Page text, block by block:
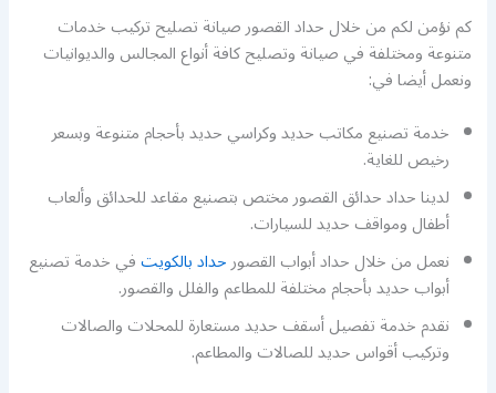
كم نؤمن لكم من خلال حداد القصور صيانة تصليح تركيب خدمات
متنوعة ومختلفة في صيانة وتصليح كافة أنواع المجالس والديوانيات
ونعمل أيضا في:
خدمة تصنيع مكاتب حديد وكراسي حديد بأحجام متنوعة وبسعر
رخيص للغاية.
لدينا حداد حدائق القصور مختص بتصنيع مقاعد للحدائق وألعاب
أطفال ومواقف حديد للسيارات.
نعمل من خلال حداد أبواب القصورحداد بالكويتفي خدمة تصنيع
أبواب حديد بأحجام مختلفة للمطاعم والفلل والقصور.
نقدم خدمة تفصيل أسقف حديد مستعارة للمحلات والصالات
وتركيب أقواس حديد للصالات والمطاعم.